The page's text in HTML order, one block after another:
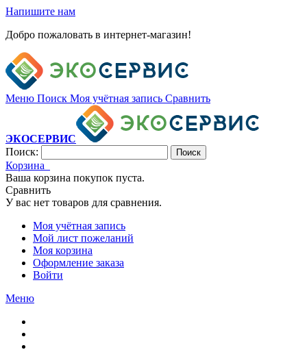
Напишите нам
Добро пожаловать в интернет-магазин!
Меню Поиск Моя учётная запись Сравнить
ЭКОСЕРВИС
Поиск:
Поиск
Корзина
Ваша корзина покупок пуста.
Сравнить
У вас нет товаров для сравнения.
Моя учётная запись
Мой лист пожеланий
Моя корзина
Оформление заказа
Войти
Меню